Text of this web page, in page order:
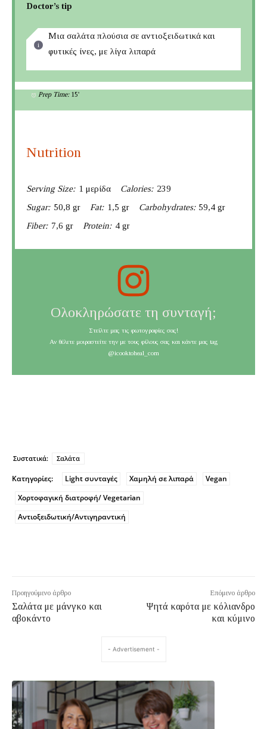
Doctor’s tip
Μια σαλάτα πλούσια σε αντιοξειδωτικά και
φυτικές ίνες, με λίγα λιπαρά
Prep Time: 15'
Nutrition
Serving Size: 1 μερίδα Calories: 239
Sugar: 50,8 gr Fat: 1,5 gr Carbohydrates: 59,4 gr
Fiber: 7,6 gr Protein: 4 gr
Ολοκληρώσατε τη συνταγή;
Στείλτε μας τις φωτογραφίες σας!
Αν θέλετε μοιραστείτε την με τους φίλους σας και κάντε μας tag
@icooktoheal_com
Συστατικά: Σαλάτα
Κατηγορίες: Light συνταγές Χαμηλή σε λιπαρά
Vegan
Χορτοφαγική διατροφή/ Vegetarian
Αντιοξειδωτική/Αντιγηραντική
Προηγούμενο άρθρο
Σαλάτα με μάνγκο και
αβοκάντο
Επόμενο άρθρο
Ψητά καρότα με κόλιανδρο
και κύμινο
- Advertisement -